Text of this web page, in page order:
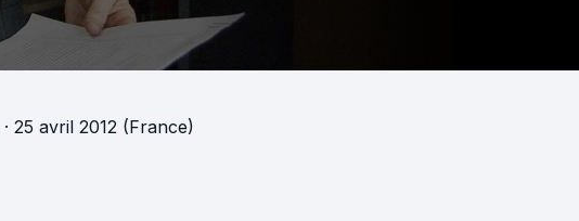
· 25 avril 2012 (France)